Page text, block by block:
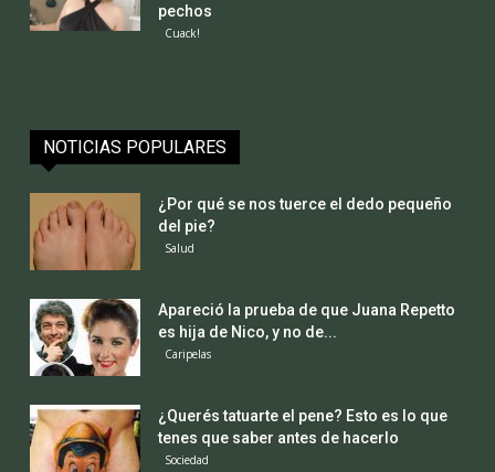
pechos
Cuack!
NOTICIAS POPULARES
¿Por qué se nos tuerce el dedo pequeño
del pie?
Salud
Apareció la prueba de que Juana Repetto
es hija de Nico, y no de...
Caripelas
¿Querés tatuarte el pene? Esto es lo que
tenes que saber antes de hacerlo
Sociedad